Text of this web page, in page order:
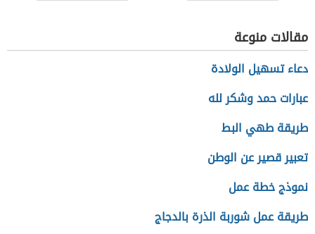
مقالات منوعة
دعاء تسهيل الولادة
عبارات حمد وشكر لله
طريقة طهي البط
تعبير قصير عن الوطن
نموذج خطة عمل
طريقة عمل شوربة الذرة بالدجاج